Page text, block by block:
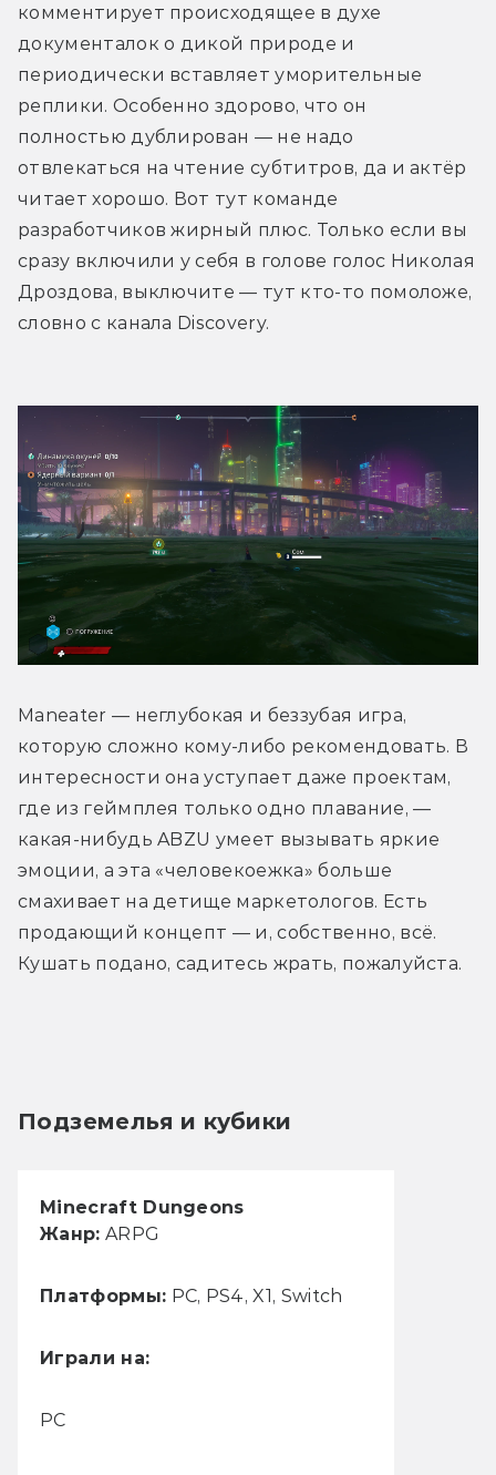
комментирует происходящее в духе
документалок о дикой природе и
периодически вставляет уморительные
реплики. Особенно здорово, что он
полностью дублирован — не надо
отвлекаться на чтение субтитров, да и актёр
читает хорошо. Вот тут команде
разработчиков жирный плюс. Только если вы
сразу включили у себя в голове голос Николая
Дроздова, выключите — тут кто-то помоложе,
словно с канала Discovery.
Maneater — неглубокая и беззубая игра,
которую сложно кому-либо рекомендовать. В
интересности она уступает даже проектам,
где из геймплея только одно плавание, —
какая-нибудь ABZU умеет вызывать яркие
эмоции, а эта «человекоежка» больше
смахивает на детище маркетологов. Есть
продающий концепт — и, собственно, всё.
Кушать подано, садитесь жрать, пожалуйста.
Подземелья и кубики
Minecraft Dungeons
Жанр: ARPG
Платформы: PC, PS4, X1, Switch
Играли на:
РС